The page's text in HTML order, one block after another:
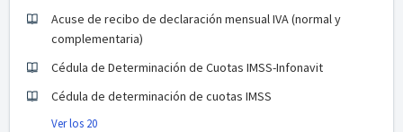
Acuse de recibo de declaración mensual IVA (normal y
complementaria)
Cédula de Determinación de Cuotas IMSS-Infonavit
Cédula de determinación de cuotas IMSS
Ver los 20